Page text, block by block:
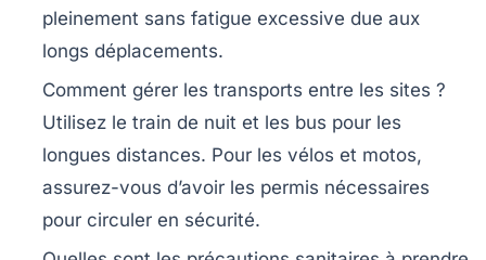
pleinement sans fatigue excessive due aux
longs déplacements.
Comment gérer les transports entre les sites ?
Utilisez le train de nuit et les bus pour les
longues distances. Pour les vélos et motos,
assurez-vous d’avoir les permis nécessaires
pour circuler en sécurité.